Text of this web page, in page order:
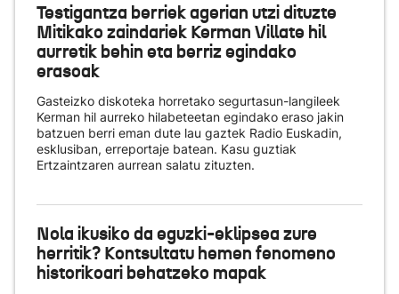
Testigantza berriek agerian utzi dituzte
Mitikako zaindariek Kerman Villate hil
aurretik behin eta berriz egindako
erasoak
Gasteizko diskoteka horretako segurtasun-langileek
Kerman hil aurreko hilabeteetan egindako eraso jakin
batzuen berri eman dute lau gaztek Radio Euskadin,
esklusiban, erreportaje batean. Kasu guztiak
Ertzaintzaren aurrean salatu zituzten.
Nola ikusiko da eguzki-eklipsea zure
herritik? Kontsultatu hemen fenomeno
historikoari behatzeko mapak